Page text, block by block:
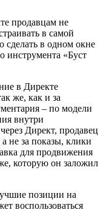
продавцам не
в самой
сделать в одном окне
«Буст
в Директе
же, как и за
– по модели
внутри
Директ, продавец
а не за показы, клики
для продвижения
которую он заложил
позиции на
воспользоваться